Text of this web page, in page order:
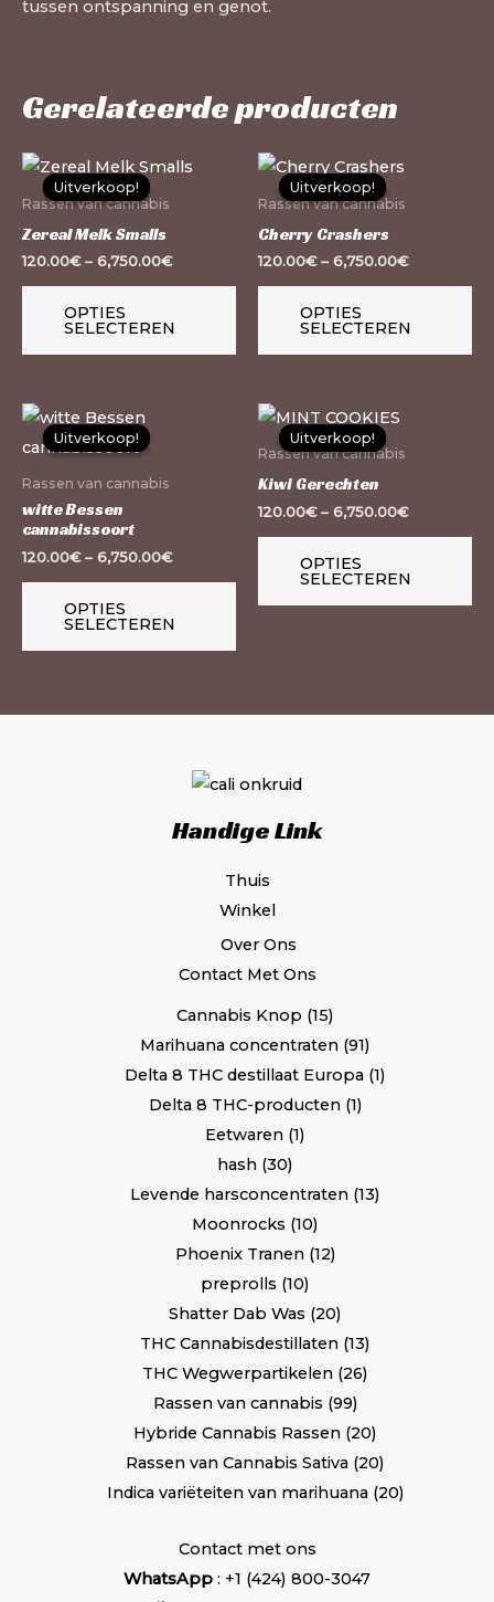
tussen ontspanning en genot.
Gerelateerde producten
Uitverkoop!
Uitverkoop!
Rassen van cannabis
Zereal Melk Smalls
120.00€– 6,750.00€
OPTIES
SELECTEREN
product
heeft
meerdere
variaties.
gekozen
worden
productpagina
Uitverkoop!
Uitverkoop!
Rassen van cannabis
Cherry Crashers
120.00€– 6,750.00€
OPTIES
SELECTEREN
Uitverkoop!
Uitverkoop!
Rassen van cannabis
witte Bessen
cannabissoort
120.00€– 6,750.00€
OPTIES
SELECTEREN
product
heeft
meerdere
variaties.
gekozen
op
productpagina
Uitverkoop!
Uitverkoop!
Rassen van cannabis
Kiwi Gerechten
120.00€– 6,750.00€
OPTIES
SELECTEREN
op
Handige Link
Thuis
Winkel
Over Ons
Contact Met Ons
Cannabis Knop 15
Marihuana concentraten 91
Delta 8 THC destillaat Europa 1
Delta 8 THC-producten 1
Eetwaren 1
hash 30
Levende harsconcentraten 13
Moonrocks 10
Phoenix Tranen 12
preprolls 10
Shatter Dab Was 20
THC Cannabisdestillaten 13
THC Wegwerpartikelen 26
Rassen van cannabis 99
Hybride Cannabis Rassen 20
Rassen van Cannabis Sativa 20
Indica variëteiten van marihuana 20
Contact met ons
WhatsApp : +1 (424) 800-3047